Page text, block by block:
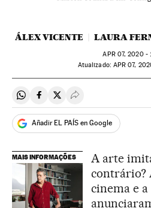
ÁLEX VICENTE LAURA
APR07, 2020 -
atualizado: APR 07,
Compartir en Whatsapp
Compartir en Facebook
Compartir en Twitter
Desplegar Redes
Añadir EL PAÍS en Google
MAIS INFORMAÇÕES
A arte
contrário?
cinema e